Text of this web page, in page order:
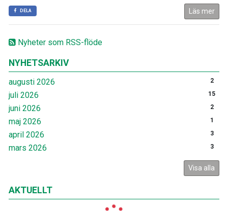
Nyheter som RSS-flöde
NYHETSARKIV
augusti 2026 2
juli 2026 15
juni 2026 2
maj 2026 1
april 2026 3
mars 2026 3
Visa alla
DELA Läs mer
AKTUELLT